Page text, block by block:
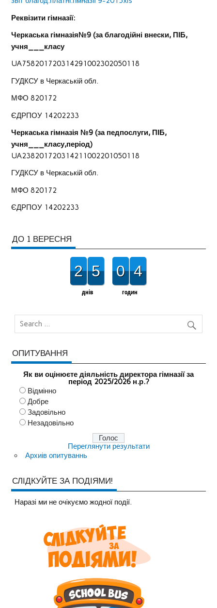
Реквізити гімназії:
Черкаська гімназія№9 (за благодійні внески, ПІБ,
учня___класу
UA758201720314291002302050118
ГУДКСУ в Черкаській обл.
МФО 820172
ЄДРПОУ 14202233
Черкаська гімназія №9 (за педпослуги, ПІБ,
учня___класу,період)
UA238201720314211002201050118
ГУДКСУ в Черкаській обл.
МФО 820172
ЄДРПОУ 14202233
ДО 1 ВЕРЕСНЯ
2 5
днів
0 4
годин
ОПИТУВАННЯ
Як ви оцінюєте діяльність директора гімназії за
період 2025/2026 н.р.?
Відмінно
Добре
Задовільно
Незадовільно
Переглянути результати
Архиів опитуваннь
СЛІДКУЙТЕ ЗА ПОДІЯМИ!
Наразi ми не очiкуємо жодної події.